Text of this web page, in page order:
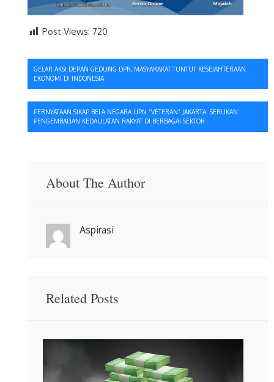
Post Views: 720
Navigasi
pos
GELAR AKSI DEPAN GEDUNG DPR, MASYARAKAT TUNTUT KESEJAHTERAAN
EKONOMI DI INDONESIA
PERNYATAAN SIKAP BELA NEGARA UPN “VETERAN” JAKARTA: SERUKAN
PENGEMBALIAN KEDAULATAN RAKYAT DI BERBAGAI SEKTOR
About The Author
Aspirasi
Related Posts